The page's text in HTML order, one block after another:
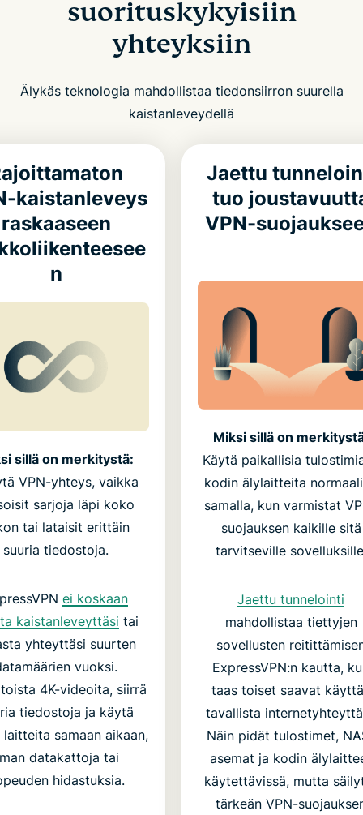
suorituskykyisiin
yhteyksiin
Älykäs teknologia mahdollistaa tiedonsiirron suurella
kaistanleveydellä
kaistanleveys
raskaaseen
n
sillä on merkitystä:
VPN-yhteys, vaikka
sarjoja läpi koko
tai lataisit erittäin
suuria tiedostoja.
ei koskaan
kaistanleveyttäsi tai
yhteyttäsi suurten
vuoksi.
4K-videoita, siirrä
tiedostoja ja käytä
laitteita samaan aikaan,
datakattoja tai
hidastuksia.
Jaettu
tuo
VPN-
Miksi sillä on
Käytä paikallisia
kodin älylaitteita
samalla, kun varmistat
suojauksen kaikille sitä
tarvitseville
Jaettu tunnelointi
mahdollistaa tiettyjen
sovellusten
ExpressVPN:n kautta,
taas toiset saavat
tavallista
Näin pidät tulostimet,
asemat ja kodin
käytettävissä, mutta
tärkeän VPN-